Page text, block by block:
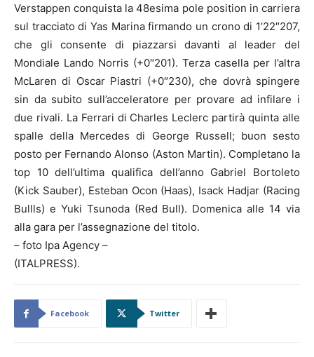
Verstappen conquista la 48esima pole position in carriera
sul tracciato di Yas Marina firmando un crono di 1’22″207,
che gli consente di piazzarsi davanti al leader del
Mondiale Lando Norris (+0″201). Terza casella per l’altra
McLaren di Oscar Piastri (+0″230), che dovrà spingere
sin da subito sull’acceleratore per provare ad infilare i
due rivali. La Ferrari di Charles Leclerc partirà quinta alle
spalle della Mercedes di George Russell; buon sesto
posto per Fernando Alonso (Aston Martin). Completano la
top 10 dell’ultima qualifica dell’anno Gabriel Bortoleto
(Kick Sauber), Esteban Ocon (Haas), Isack Hadjar (Racing
Bullls) e Yuki Tsunoda (Red Bull). Domenica alle 14 via
alla gara per l’assegnazione del titolo.
– foto Ipa Agency –
(ITALPRESS).
Facebook Twitter